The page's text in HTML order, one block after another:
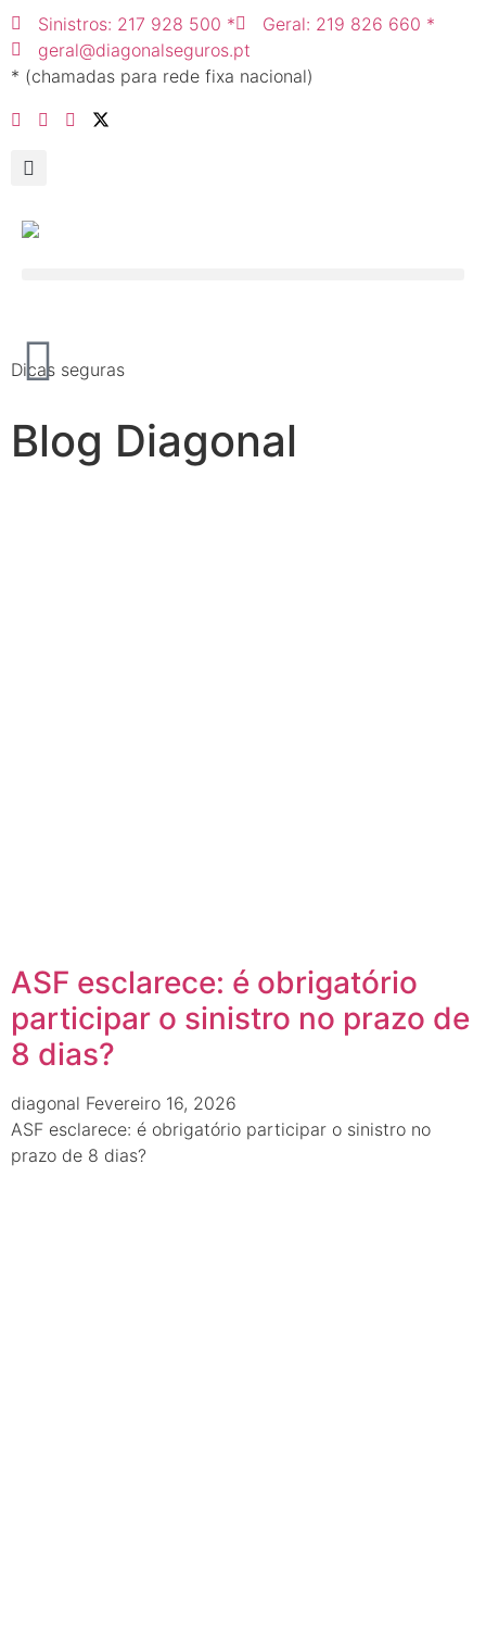
Sinistros: 217 928 500 *
Geral: 219 826 660 *
geral@diagonalseguros.pt
* (chamadas para rede fixa nacional)
Dicas seguras
Blog Diagonal
ASF esclarece: é obrigatório
participar o sinistro no prazo de
8 dias?
diagonal Fevereiro 16, 2026
ASF esclarece: é obrigatório participar o sinistro no
prazo de 8 dias?